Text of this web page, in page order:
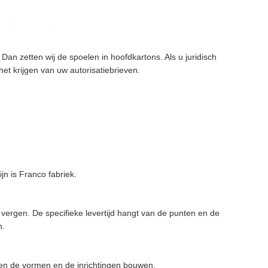
zetten wij de spoelen in hoofdkartons. Als u juridisch
krijgen van uw autorisatiebrieven.
is Franco fabriek.
De specifieke levertijd hangt van de punten en de
de vormen en de inrichtingen bouwen.